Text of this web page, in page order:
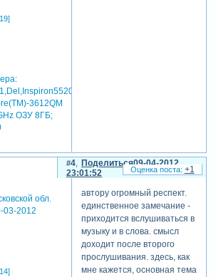
3612QM
ОЗУ 8ГБ;
Поделиться
4
09-04-2012
23:01:52
обл.
03-2012
автору огромный респект.
единственное замечание -
приходится вслушиваться в
музыку и в слова. смысл
доходит после второго
прослушивания. здесь, как
мне кажется, основная тема
+1